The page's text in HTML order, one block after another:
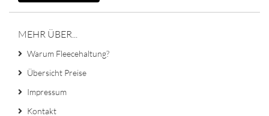
MEHR ÜBER...
Warum Fleecehaltung?
Übersicht Preise
Impressum
Kontakt